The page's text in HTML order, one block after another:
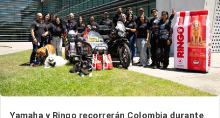
Yamaha y Ringo recorrerán Colombia durante